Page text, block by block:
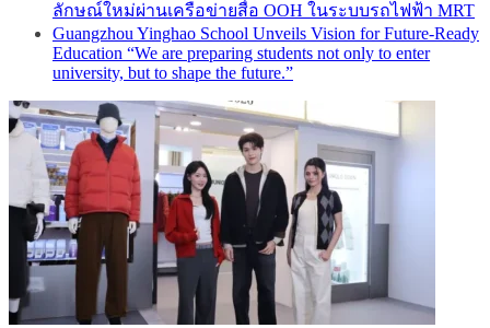
ลักษณ์ใหม่ผ่านเครือข่ายสื่อ OOH ในระบบรถไฟฟ้า MRT
Guangzhou Yinghao School Unveils Vision for Future-Ready
Education “We are preparing students not only to enter
university, but to shape the future.”